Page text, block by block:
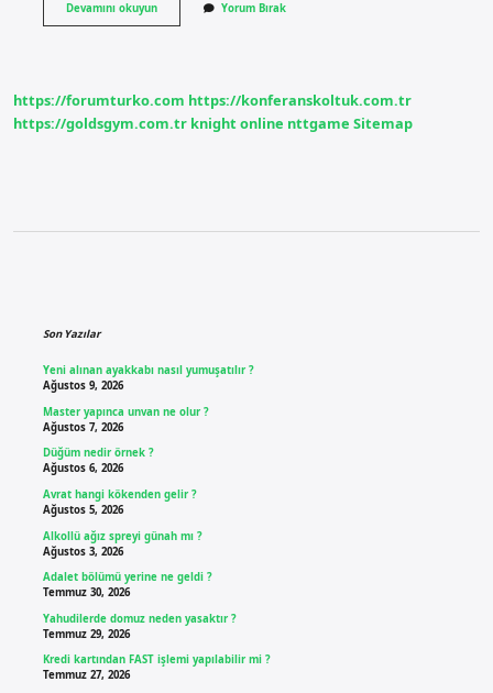
Devamını okuyunFitness
Bize
Yorum Bırak
https://forumturko.com https://konferanskoltuk.com.tr
https://goldsgym.com.tr knight online nttgame Sitemap
Son Yazılar
Yeni alınan ayakkabı nasıl yumuşatılır ?
Ağustos 9, 2026
Master yapınca unvan ne olur ?
Ağustos 7, 2026
Düğüm nedir örnek ?
Ağustos 6, 2026
Avrat hangi kökenden gelir ?
Ağustos 5, 2026
Alkollü ağız spreyi günah mı ?
Ağustos 3, 2026
Adalet bölümü yerine ne geldi ?
Temmuz 30, 2026
Yahudilerde domuz neden yasaktır ?
Temmuz 29, 2026
Kredi kartından FAST işlemi yapılabilir mi ?
Temmuz 27, 2026